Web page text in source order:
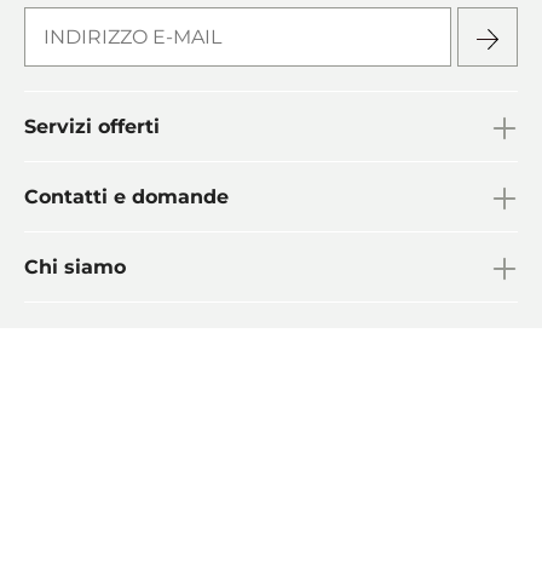
Servizi offerti
Contatti e domande
Chi siamo